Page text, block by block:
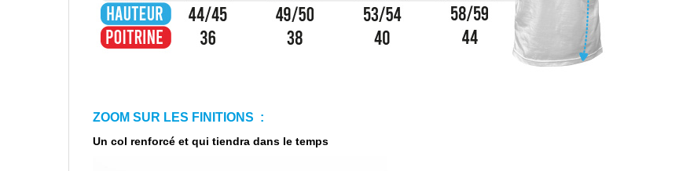
ZOOM SUR LES FINITIONS :
Un col renforcé et qui tiendra dans le temps